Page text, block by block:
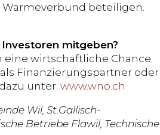
beteiligen.
mitgeben?
wirtschaftliche Chance.
Finanzierungspartner oder
unter: www.wno.ch
Wil, St.Gallisch-
Betriebe Flawil, Technische